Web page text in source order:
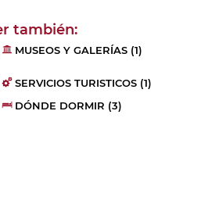
MUSEOS Y GALERÍAS (1)
SERVICIOS TURISTICOS (1)
DÓNDE DORMIR (3)